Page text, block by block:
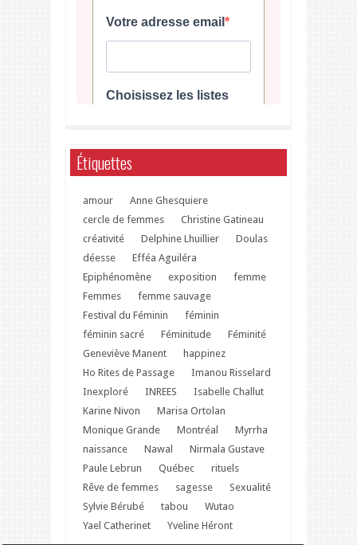
Étiquettes
amour
Anne Ghesquiere
cercle de femmes
Christine Gatineau
créativité
Delphine Lhuillier
Doulas
déesse
Efféa Aguiléra
Epiphénomène
exposition
femme
Femmes
femme sauvage
Festival du Féminin
féminin
féminin sacré
Féminitude
Féminité
Geneviève Manent
happinez
Ho Rites de Passage
Imanou Risselard
Inexploré
INREES
Isabelle Challut
Karine Nivon
Marisa Ortolan
Monique Grande
Montréal
Myrrha
naissance
Nawal
Nirmala Gustave
Paule Lebrun
Québec
rituels
Rêve de femmes
sagesse
Sexualité
Sylvie Bérubé
tabou
Wutao
Yael Catherinet
Yveline Héront